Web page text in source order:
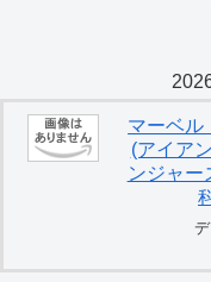
マーベル
(アイア
ンジャー